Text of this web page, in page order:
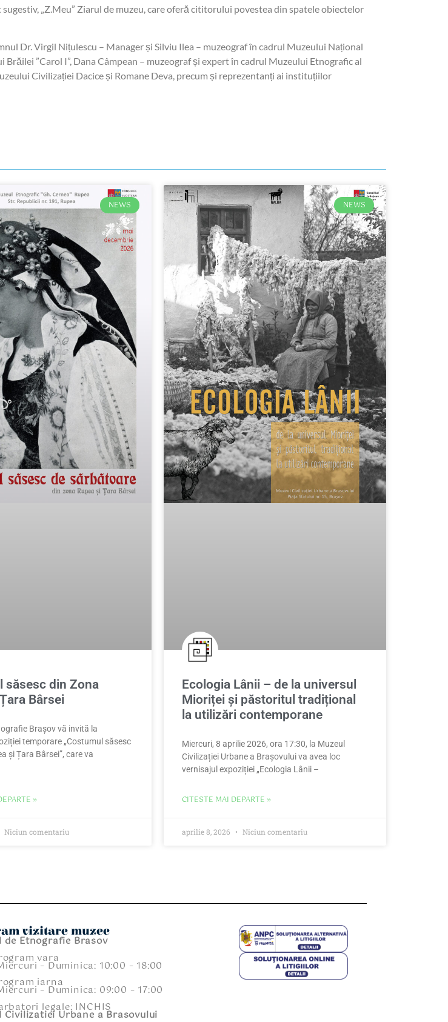
„Z.Meu” Ziarul de muzeu, care oferă cititorului povestea din spatele obiectelor
Dr. Virgil Nițulescu – Manager și Silviu Ilea – muzeograf în cadrul Muzeului Național
”Carol I”, Dana Câmpean – muzeograf și expert în cadrul Muzeului Etnografic al
Civilizației Dacice și Romane Deva, precum și reprezentanți ai instituțiilor
NEWS
săsesc din Zona
Bârsei
Brașov vă invită la
temporare „Costumul săsesc
și Țara Bârsei”, care va
»
Niciun comentariu
NEWS
Ecologia Lânii – de la universul
Mioriței și păstoritul tradițional
la utilizări contemporane
Miercuri, 8 aprilie 2026, ora 17:30, la Muzeul
Civilizației Urbane a Brașovului va avea loc
vernisajul expoziției „Ecologia Lânii –
CITESTE MAI DEPARTE »
aprilie 8, 2026 Niciun comentariu
vizitare muzee
de Etnografie Brasov
vara
– Duminica: 10:00 – 18:00
iarna
– Duminica: 09:00 – 17:00
legale: INCHIS
Civilizatiei Urbane a Brasovului